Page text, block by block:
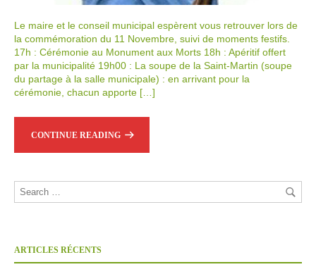
Le maire et le conseil municipal espèrent vous retrouver lors de
la commémoration du 11 Novembre, suivi de moments festifs.
17h : Cérémonie au Monument aux Morts 18h : Apéritif offert
par la municipalité 19h00 : La soupe de la Saint-Martin (soupe
du partage à la salle municipale) : en arrivant pour la
cérémonie, chacun apporte […]
CONTINUE READING
ARTICLES RÉCENTS